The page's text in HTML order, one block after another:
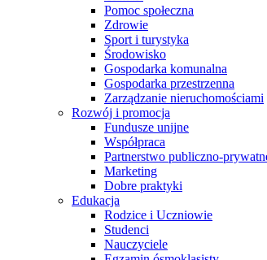
Pomoc społeczna
Zdrowie
Sport i turystyka
Środowisko
Gospodarka komunalna
Gospodarka przestrzenna
Zarządzanie nieruchomościami
Rozwój i promocja
Fundusze unijne
Współpraca
Partnerstwo publiczno-
Marketing
Dobre praktyki
Edukacja
Rodzice i Uczniowie
Studenci
Nauczyciele